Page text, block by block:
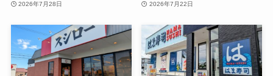
2026年7月28日 2026年7月22日